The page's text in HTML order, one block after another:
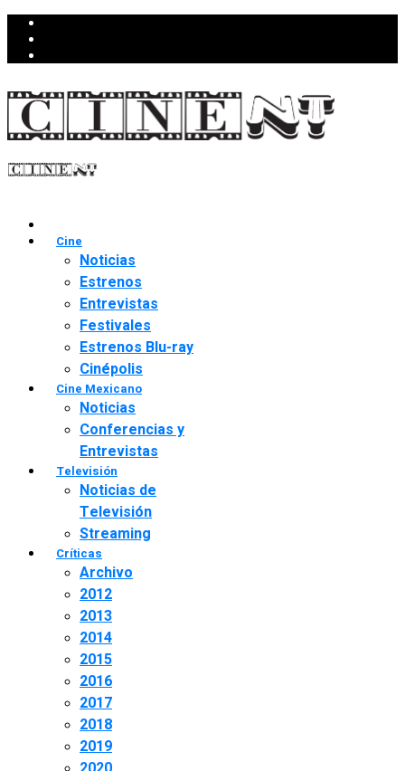
Cine
Noticias
Estrenos
Entrevistas
Festivales
Estrenos Blu-ray
Cinépolis
Cine Mexicano
Noticias
Conferencias y
Entrevistas
Televisión
Noticias de
Televisión
Streaming
Críticas
Archivo
2012
2013
2014
2015
2016
2017
2018
2019